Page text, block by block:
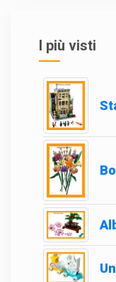
I più visti